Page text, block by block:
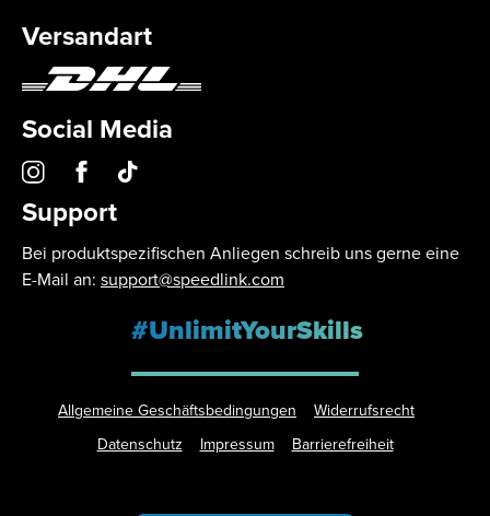
Versandart
Social Media
Support
Bei produktspezifischen Anliegen schreib uns gerne eine
E-Mail an: support@speedlink.com
#UnlimitYourSkills
Allgemeine Geschäftsbedingungen
Widerrufsrecht
Datenschutz
Impressum Barrierefreiheit